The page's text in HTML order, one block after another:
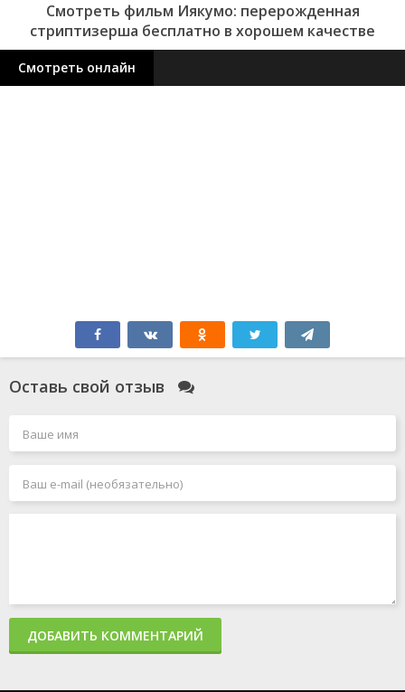
Смотреть фильм Иякумо: перерожденная
стриптизерша бесплатно в хорошем качестве
Смотреть онлайн
Оставь свой отзыв
ДОБАВИТЬ КОММЕНТАРИЙ